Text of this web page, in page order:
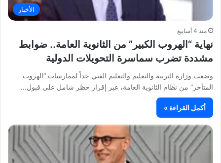
الأخبار
منذ 4 أسابيع
نهاية “الهروب الكبير” من الثانوية العامة.. ضوابط
مشددة تضرب سماسرة التحويلات الدولية
وضعت وزارة التربية والتعليم والتعليم الفني حداً لممارسات “الهروب
المتأخر” من نظام الثانوية العامة، عبر إقرار حظر شامل على قبول…
أكمل القراءة »